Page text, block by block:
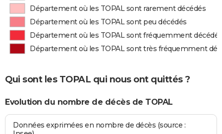
Département où les TOPAL sont rarement décédés
Département où les TOPAL sont peu décédés
Département où les TOPAL sont fréquemment décédés
Département où les TOPAL sont très fréquemment
Qui sont les TOPAL qui nous ont quittés ?
Evolution du nombre de décès de TOPAL
Données exprimées en nombre de décès (source :